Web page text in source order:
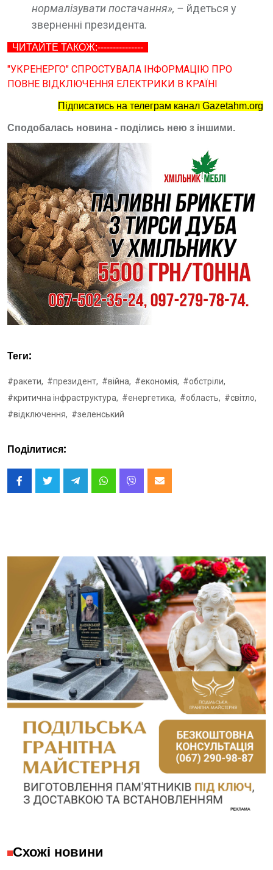
нормалізувати постачання», – йдеться у
зверненні президента.
ЧИТАЙТЕ ТАКОЖ:---------------
"УКРЕНЕРГО" СПРОСТУВАЛА ІНФОРМАЦІЮ ПРО
ПОВНЕ ВІДКЛЮЧЕННЯ ЕЛЕКТРИКИ В КРАЇНІ
Підписатись на телеграм канал Gazetahm.org
Сподобалась новина - поділись нею з іншими.
Теги:
#ракети, #президент, #війна, #економія, #обстріли,
#критична інфраструктура, #енергетика, #область, #світло,
#відключення, #зеленський
Поділитися:
Схожі новини